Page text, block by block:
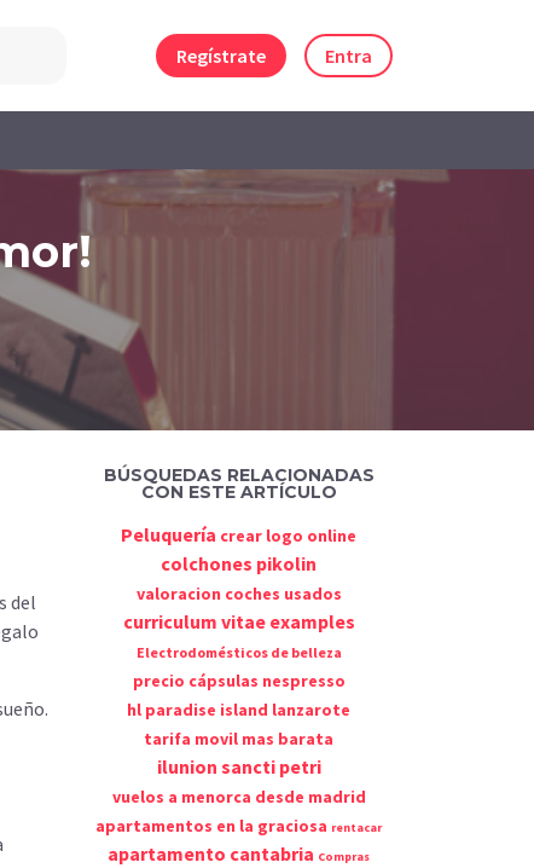
Regístrate Entra
del
BÚSQUEDAS RELACIONADAS
CON ESTE ARTÍCULO
Peluquería crear logo online
colchones pikolin
valoracion coches usados
curriculum vitae examples
Electrodomésticos de belleza
precio cápsulas nespresso
hl paradise island lanzarote
tarifa movil mas barata
ilunion sancti petri
vuelos a menorca desde madrid
apartamentos en la graciosa rentacar
apartamento cantabria Compras